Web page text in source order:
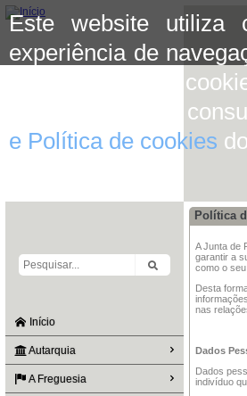
Este website utiliza
experiência de
aceitar o uso de
mais informação
e Política de cookies
Início
Autarquia
A Freguesia
Política
A Junta de
garantir a
como o
Desta
nas
Dados
Dados
indivíduo